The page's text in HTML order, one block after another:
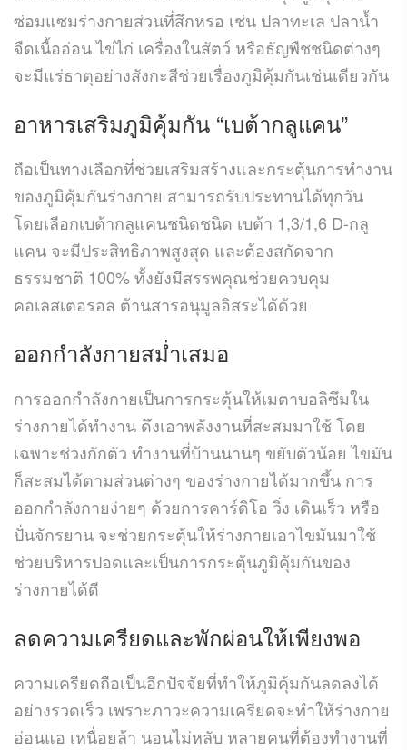
ซ่อมแซมร่างกายส่วนที่สึกหรอ เช่น ปลาทะเล ปลาน้ำ
จืดเนื้ออ่อน ไข่ไก่ เครื่องในสัตว์ หรือธัญพืชชนิดต่างๆ
จะมีแร่ธาตุอย่างสังกะสีช่วยเรื่องภูมิคุ้มกันเช่นเดียวกัน
อาหารเสริมภูมิคุ้มกัน “เบต้ากลูแคน”
ถือเป็นทางเลือกที่ช่วยเสริมสร้างและกระตุ้นการทำงาน
ของภูมิคุ้มกันร่างกาย สามารถรับประทานได้ทุกวัน
โดยเลือกเบต้ากลูแคนชนิดชนิด เบต้า 1,3/1,6 D-กลู
แคน จะมีประสิทธิภาพสูงสุด และต้องสกัดจาก
ธรรมชาติ 100% ทั้งยังมีสรรพคุณช่วยควบคุม
คอเลสเตอรอล ต้านสารอนุมูลอิสระได้ด้วย
ออกกำลังกายสม่ำเสมอ
การออกกำลังกายเป็นการกระตุ้นให้เมตาบอลิซึมใน
ร่างกายได้ทำงาน ดึงเอาพลังงานที่สะสมมาใช้ โดย
เฉพาะช่วงกักตัว ทำงานที่บ้านนานๆ ขยับตัวน้อย ไขมัน
ก็สะสมได้ตามส่วนต่างๆ ของร่างกายได้มากขึ้น การ
ออกกำลังกายง่ายๆ ด้วยการคาร์ดิโอ วิ่ง เดินเร็ว หรือ
ปั่นจักรยาน จะช่วยกระตุ้นให้ร่างกายเอาไขมันมาใช้
ช่วยบริหารปอดและเป็นการกระตุ้นภูมิคุ้มกันของ
ร่างกายได้ดี
ลดความเครียดและพักผ่อนให้เพียงพอ
ความเครียดถือเป็นอีกปัจจัยที่ทำให้ภูมิคุ้มกันลดลงได้
อย่างรวดเร็ว เพราะภาวะความเครียดจะทำให้ร่างกาย
อ่อนแอ เหนื่อยล้า นอนไม่หลับ หลายคนที่ต้องทำงานที่